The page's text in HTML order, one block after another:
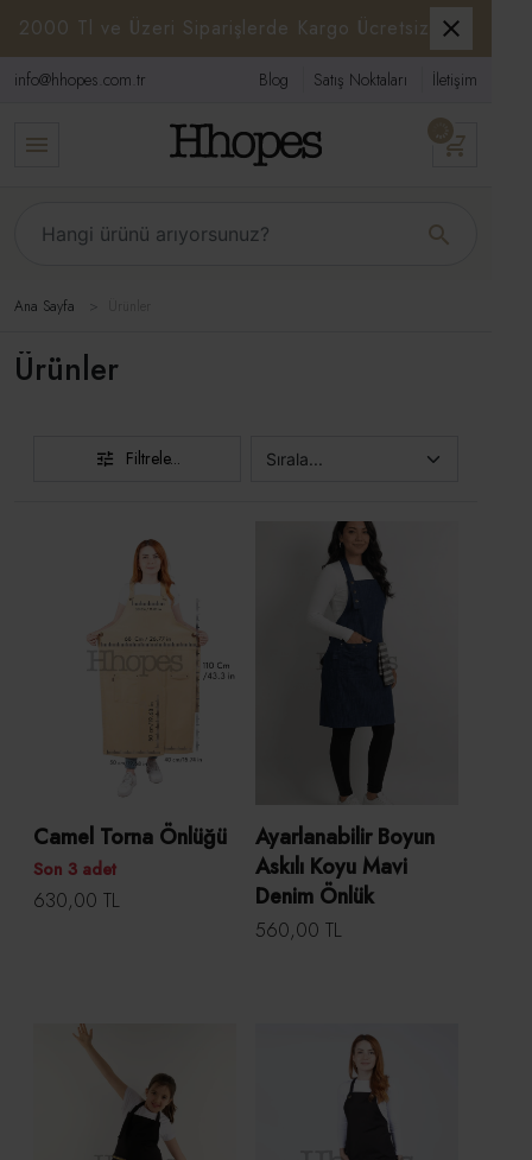
2000 Tl ve Üzeri Siparişlerde Kargo Ücretsiz
info@hhopes.com.tr Blog Satış Noktaları İletişim
Ana Sayfa
Ürünler
Filtrele...
Camel Torna Önlüğü
Son 3 adet
630,00 TL
Ayarlanabilir Boyun
Askılı Koyu Mavi
Denim Önlük
560,00 TL